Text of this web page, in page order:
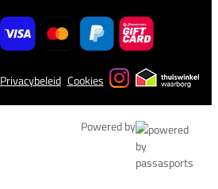
Privacybeleid Cookies
Powered by